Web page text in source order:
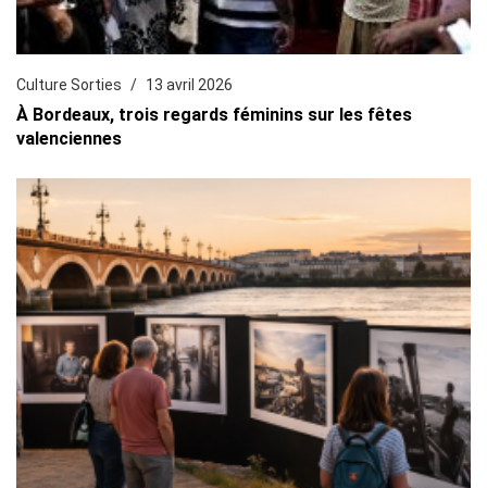
Culture Sorties 13 avril 2026
À Bordeaux, trois regards féminins sur les fêtes
valenciennes